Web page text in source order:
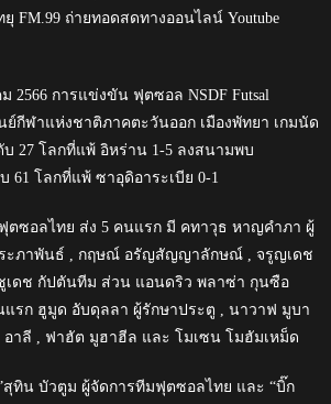
FM.99 ถ่ายทอดสดทางออนไลน์ Youtube
2566 การแข่งขัน ฟุตซอล NSDF Futsal
นย์กีฬาแห่งชาติภาคตะวันออก เมืองพัทยา เกมนัด
27 โลกที่แพ้ อิหร่าน 1-5 ลงสนามพบ
61 โลกที่แพ้ ซาอุดิอาระเบีย 0-1
ตซอลไทย ส่ง 5 คนแรก มี คทาวุธ หาญคำภา ผู้
ะภาพันธ์ , กฤษณ์ อรัญสัญญาลักษณ์ , จรูญเดช
เดช กัปตันทีม ส่วน แอนดริว พลาซ่า กุนซือ
แรก ฮูมูด อับดุลลา ผู้รักษาประตู , นาวาฟ มูบา
าลี , ฟาฮัต มูฮาฮีล และ โมเซน โมฮัมเหม็ด
สุทิน บัวตูม ผู้จัดการทีมฟุตซอลไทย และ “บิ๊ก